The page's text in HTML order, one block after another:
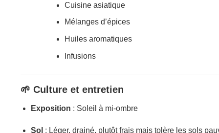
Cuisine asiatique
Mélanges d’épices
Huiles aromatiques
Infusions
🌱 Culture et entretien
Exposition : Soleil à mi-ombre
Sol : Léger, drainé, plutôt frais mais tolère les sols